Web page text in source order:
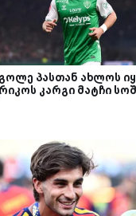
პასთან ახლოს
კარგი მატჩი